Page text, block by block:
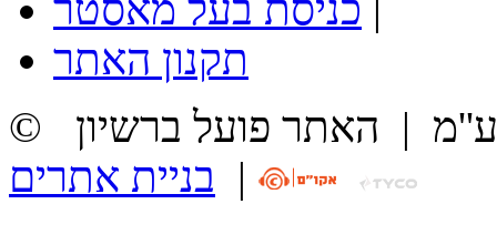
תקנון האתר
| האתר פועל ברשיון
| בניית אתרים